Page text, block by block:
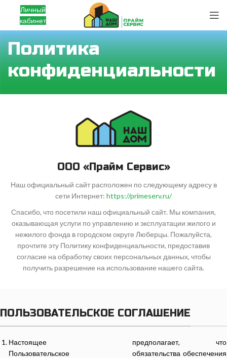
Личный
кабинет
Политика
конфиденциальности
ООО «Прайм Сервис»
Наш официальный сайт расположен по следующему адресу в
сети Интернет: https://primeserv.ru/
Спасибо, что посетили наш официальный сайт. Мы компания,
оказывающая услуги по управлению и эксплуатации жилого и
нежилого фонда в городском округе Люберцы. Пожалуйста,
прочтите эту Политику конфиденциальности, предоставив
согласие на обработку своих персональных данных, чтобы
получить разрешение на использование нашего сайта.
ПОЛЬЗОВАТЕЛЬСКОЕ СОГЛАШЕНИЕ
Настоящее
Пользовательское
предполагает, что
обязательства обеспечения